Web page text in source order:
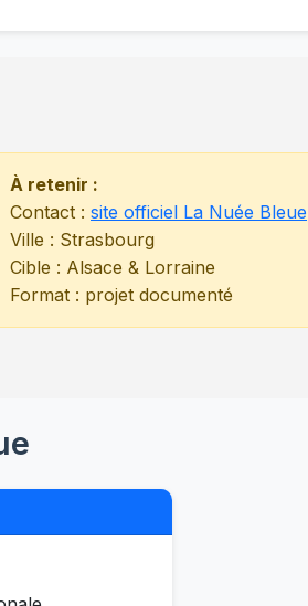
À retenir :
Contact : site officiel La Nuée Bleue
Ville : Strasbourg
Cible : Alsace & Lorraine
Format : projet documenté